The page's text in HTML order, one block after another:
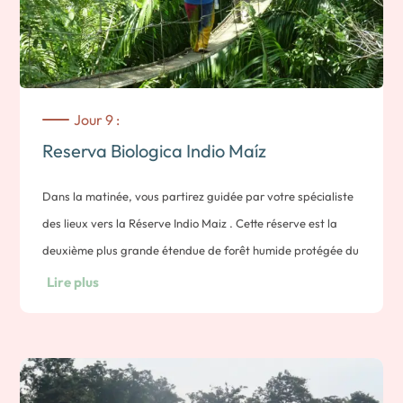
Jour 9 :
Reserva Biologica Indio Maíz
Dans la matinée, vous partirez guidée par votre spécialiste
des lieux vers la Réserve Indio Maiz . Cette réserve est la
deuxième plus grande étendue de forêt humide protégée du
Nicaragua .
de biodiversité. Vous pourrez y observer des centaines
d’espèces différentes d’oiseaux, de reptiles, de mammifères
Lire plus